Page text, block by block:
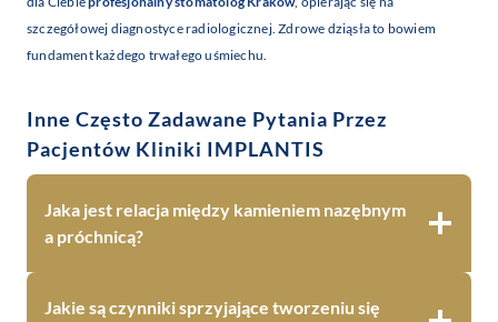
szczegółowej diagnostyce radiologicznej. Zdrowe dziąsła to bowiem
fundament każdego trwałego uśmiechu.
Inne Często Zadawane Pytania Przez
Pacjentów Kliniki IMPLANTIS
Jaka jest relacja między kamieniem nazębnym
a próchnicą?
Jakie są czynniki sprzyjające tworzeniu się